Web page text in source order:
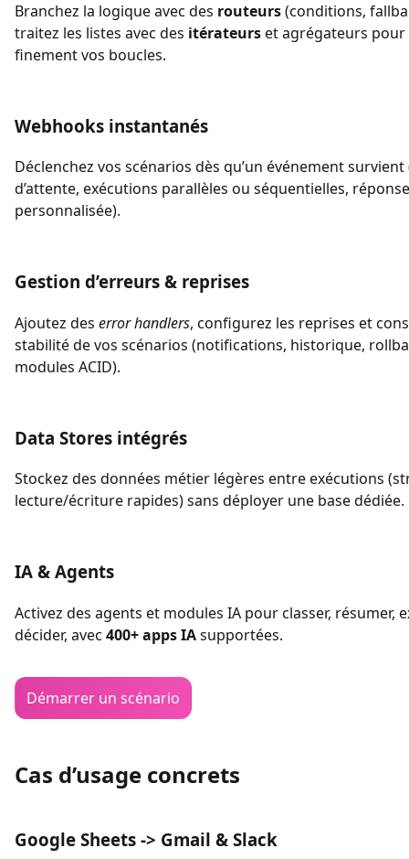
Branchez la logique avec des routeurs(conditions,
traitez les listes avec des itérateurset agrégateurs
finement vos boucles.
Webhooks instantanés
Déclenchez vos scénarios dès qu’un événement survient
d’attente, exécutions parallèles ou séquentielles,
personnalisée).
Gestion d’erreurs & reprises
Ajoutez des error handlers, configurez les reprises et
stabilité de vos scénarios (notifications, historique,
modules ACID).
Data Stores intégrés
Stockez des données métier légères entre exécutions
lecture/écriture rapides) sans déployer une base dédiée.
IA & Agents
Activez des agents et modules IA pour classer, résumer,
décider, avec 400+ apps IAsupportées.
Démarrer un scénario
Cas d’usage concrets
Google Sheets -> Gmail & Slack